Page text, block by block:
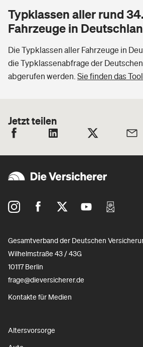
Typklassen aller rund
Fahrzeuge in
Die Typklassen aller Fahrzeuge in
die Typklassenabfrage der
abgerufen werden. Sie finden das
Jetzt teilen
Gesamtverband der Deutschen
Wilhelmstraße 43 / 43G
10117 Berlin
frage@dieversicherer.de
Kontakte für Medien
Altersvorsorge